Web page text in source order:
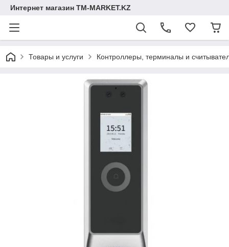
Интернет магазин TM-MARKET.KZ
Товары и услуги Контроллеры, терминалы и